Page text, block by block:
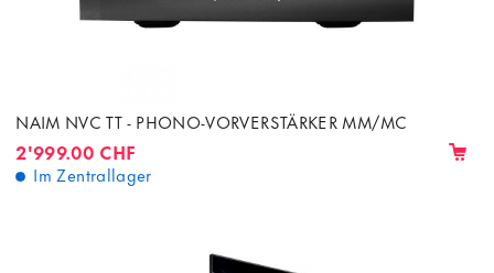
NAIM NVC TT - PHONO-VORVERSTÄRKER MM/MC
2'999.00 CHF
Im Zentrallager